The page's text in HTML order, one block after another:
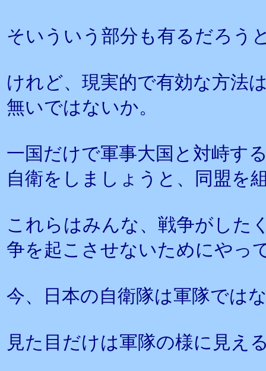
そいういう部分も有るだろう
けれど、現実的で有効な方法
無いではないか。
一国だけで軍事大国と対峙す
自衛をしましょうと、同盟を
これらはみんな、戦争がした
争を起こさせないためにやっ
今、日本の自衛隊は軍隊では
見た目だけは軍隊の様に見え